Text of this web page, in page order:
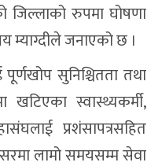
जिल्लाको रुपमा घोषणा
म्याग्दीले जनाएको छ ।
सुनिश्चितता तथा
खटिएका स्वास्थ्यकर्मी,
प्रशंसापत्रसहित
लामो समयसम्म सेवा